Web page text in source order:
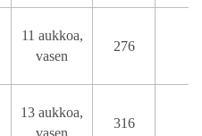
11 aukkoa,
vasen
276
13 aukkoa,
vasen
316